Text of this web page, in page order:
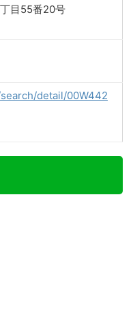
目55番20号
detail/00W442